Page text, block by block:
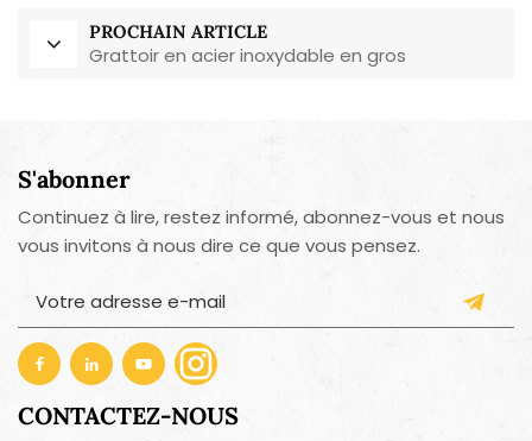
PROCHAIN ARTICLE
Grattoir en acier inoxydable en gros
S'abonner
Continuez à lire, restez informé, abonnez-vous et nous
vous invitons à nous dire ce que vous pensez.
CONTACTEZ-NOUS